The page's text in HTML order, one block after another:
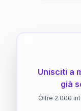
Unisciti a
già
Oltre 2.000